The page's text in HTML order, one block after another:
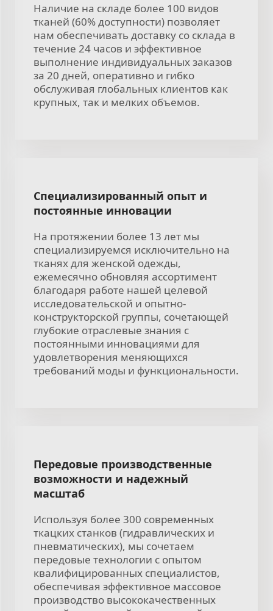
Наличие на складе более 100 видов
тканей (60% доступности) позволяет
нам обеспечивать доставку со склада в
течение 24 часов и эффективное
выполнение индивидуальных заказов
за 20 дней, оперативно и гибко
обслуживая глобальных клиентов как
крупных, так и мелких объемов.
Специализированный опыт и
постоянные инновации
На протяжении более 13 лет мы
специализируемся исключительно на
тканях для женской одежды,
ежемесячно обновляя ассортимент
благодаря работе нашей целевой
исследовательской и опытно-
конструкторской группы, сочетающей
глубокие отраслевые знания с
постоянными инновациями для
удовлетворения меняющихся
требований моды и функциональности.
Передовые производственные
возможности и надежный
масштаб
Используя более 300 современных
ткацких станков (гидравлических и
пневматических), мы сочетаем
передовые технологии с опытом
квалифицированных специалистов,
обеспечивая эффективное массовое
производство высококачественных